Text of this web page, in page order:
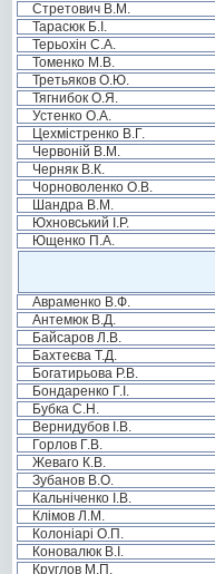
Стретович В.М.
Тарасюк Б.І.
Терьохін С.А.
Томенко М.В.
Третьяков О.Ю.
Тягнибок О.Я.
Устенко О.А.
Цехмістренко В.Г.
Червоній В.М.
Черняк В.К.
Чорноволенко О.В.
Шандра В.М.
Юхновський І.Р.
Ющенко П.А.
Авраменко В.Ф.
Антемюк В.Д.
Байсаров Л.В.
Бахтеєва Т.Д.
Богатирьова Р.В.
Бондаренко Г.І.
Бубка С.Н.
Вернидубов І.В.
Горлов Г.В.
Жеваго К.В.
Зубанов В.О.
Кальніченко І.В.
Клімов Л.М.
Колоніарі О.П.
Коновалюк В.І.
Круглов М.П.